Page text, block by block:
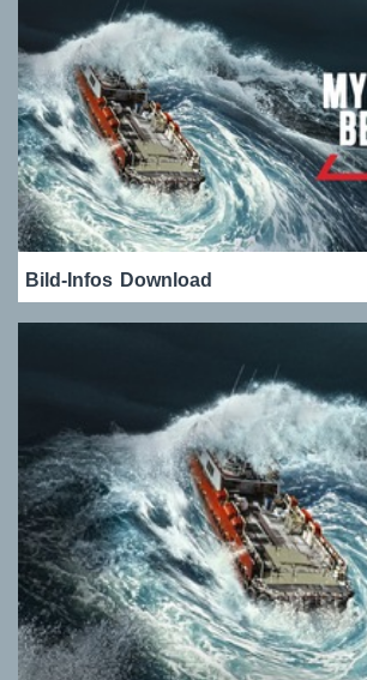
Bild-Infos Download